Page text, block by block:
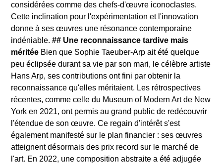
considérées comme des chefs-d'œuvre iconoclastes.
Cette inclination pour l'expérimentation et l'innovation
donne à ses œuvres une résonance contemporaine
indéniable.## Une reconnaissance tardive mais
méritée Bien que Sophie Taeuber-Arp ait été quelque
peu éclipsée durant sa vie par son mari, le célèbre artiste
Hans Arp, ses contributions ont fini par obtenir la
reconnaissance qu'elles méritaient. Les rétrospectives
récentes, comme celle du Museum of Modern Art de New
York en 2021, ont permis au grand public de redécouvrir
l'étendue de son œuvre. Ce regain d'intérêt s'est
également manifesté sur le plan financier : ses œuvres
atteignent désormais des prix record sur le marché de
l'art. En 2022, une composition abstraite a été adjugée